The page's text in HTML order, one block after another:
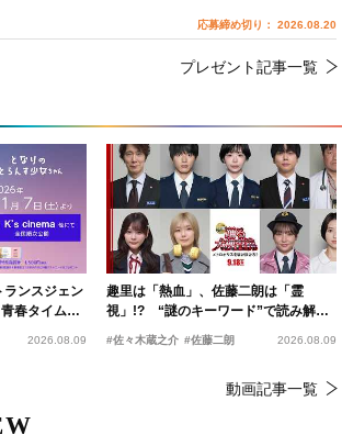
ランスジェン
春タイムス
2026.08.09
趣里は「熱血」、佐藤二朗は「霊
視」!? “謎のキーワード”で読み解く
『踊る大捜査線 N.E.W.』新メンバー
#佐々木蔵之介 #佐藤二朗 2026.08.09
動画記事一覧
応募締め切り： 2026.08.20
プレゼント記事一覧